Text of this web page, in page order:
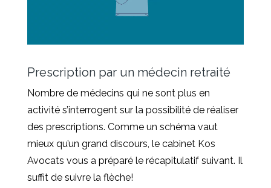
Prescription par un médecin retraité
Nombre de médecins qui ne sont plus en
activité s’interrogent sur la possibilité de réaliser
des prescriptions. Comme un schéma vaut
mieux qu’un grand discours, le cabinet Kos
Avocats vous a préparé le récapitulatif suivant. Il
suffit de suivre la flèche!